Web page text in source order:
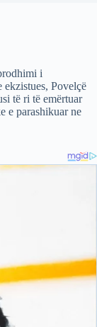
i
Povelçë
të ri të emërtuar
e parashikuar ne